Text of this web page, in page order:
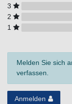
3
2
1
Melden Sie sich
verfassen.
Anmelden